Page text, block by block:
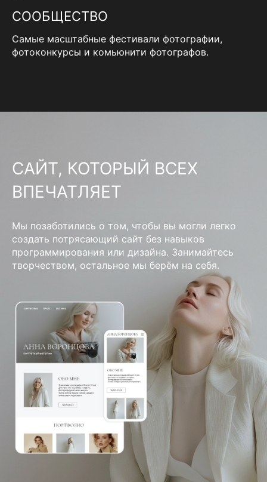
СООБЩЕСТВО
Самые масштабные фестивали фотографии,
фотоконкурсы и комьюнити фотографов.
САЙТ, КОТОРЫЙ ВСЕХ
ВПЕЧАТЛЯЕТ
Мы позаботились о том, чтобы вы могли легко
создать потрясающий сайт без навыков
программирования или дизайна. Занимайтесь
творчеством, остальное мы берём на себя.